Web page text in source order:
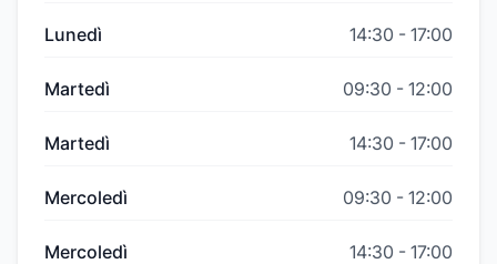
Lunedì 14:30 - 17:00
Martedì 09:30 - 12:00
Martedì 14:30 - 17:00
Mercoledì 09:30 - 12:00
Mercoledì 14:30 - 17:00